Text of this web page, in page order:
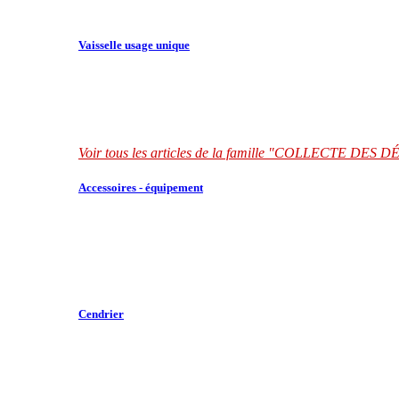
Vaisselle usage unique
Voir tous les articles de la famille "COLLECTE DES
Accessoires - équipement
Cendrier